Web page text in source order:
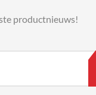
productnieuws!